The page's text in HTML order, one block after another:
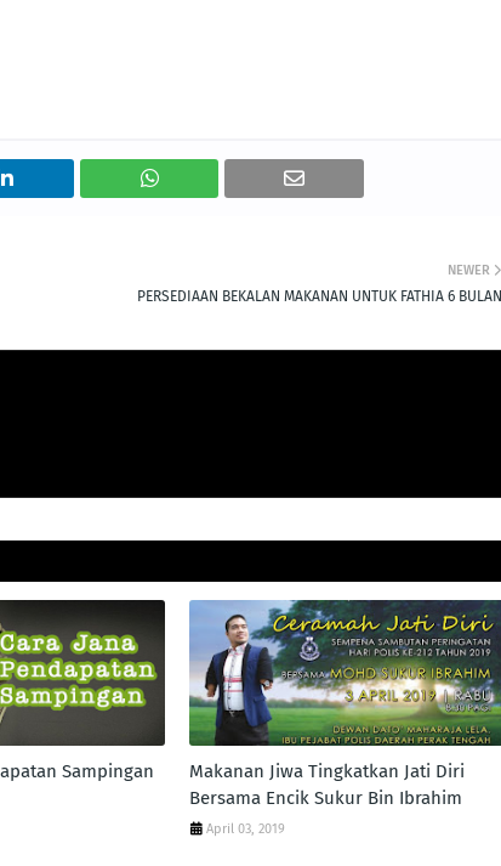
NEWER
PERSEDIAAN BEKALAN MAKANAN UNTUK FATHIA 6 BULAN
Sampingan
Makanan Jiwa Tingkatkan Jati Diri
Bersama Encik Sukur Bin Ibrahim
April 03, 2019